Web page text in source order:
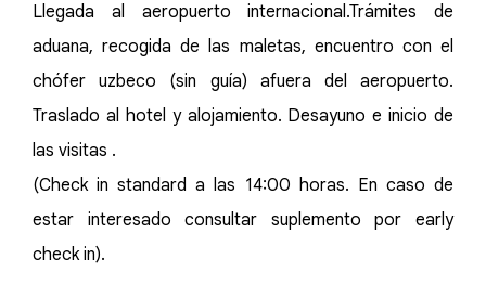
Llegada al aeropuerto internacional.Trámites de
aduana, recogida de las maletas, encuentro con el
chófer uzbeco (sin guía) afuera del aeropuerto.
Traslado al hotel y alojamiento. Desayuno e inicio de
las visitas .
(Check in standard a las 14:00 horas. En caso de
estar interesado consultar suplemento por early
check in).